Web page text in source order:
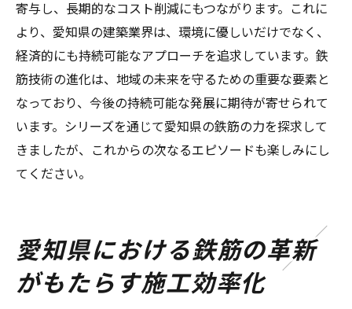
寄与し、長期的なコスト削減にもつながります。これに
より、愛知県の建築業界は、環境に優しいだけでなく、
経済的にも持続可能なアプローチを追求しています。鉄
筋技術の進化は、地域の未来を守るための重要な要素と
なっており、今後の持続可能な発展に期待が寄せられて
います。シリーズを通じて愛知県の鉄筋の力を探求して
きましたが、これからの次なるエピソードも楽しみにし
てください。
愛知県における鉄筋の革新
がもたらす施工効率化